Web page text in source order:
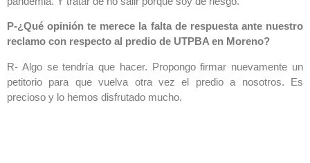
P-¿Qué opinión te merece la falta de respuesta ante nuestro
reclamo con respecto al predio de UTPBA en Moreno?
R- Algo se tendría que hacer. Propongo firmar nuevamente un
petitorio para que vuelva otra vez el predio a nosotros. Es
precioso y lo hemos disfrutado mucho.